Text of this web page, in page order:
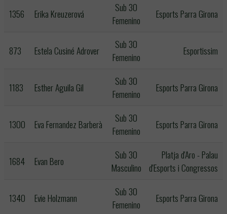
1356 Erika Kreuzerová
Sub 30
Femenino
Esports Parra Girona
873 Estela Cusiné Adrover
Sub 30
Femenino
Esportissim
1183 Esther Aguila Gil
Sub 30
Femenino
Esports Parra Girona
1300 Eva Fernandez Barberà
Sub 30
Femenino
Esports Parra Girona
1684 Evan Bero
Sub 30
Masculino
Platja d'Aro - Palau
d'Esports i Congressos
1340 Evie Holzmann
Sub 30
Femenino
Esports Parra Girona